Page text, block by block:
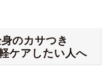
のカサつき
ケアしたい人へ